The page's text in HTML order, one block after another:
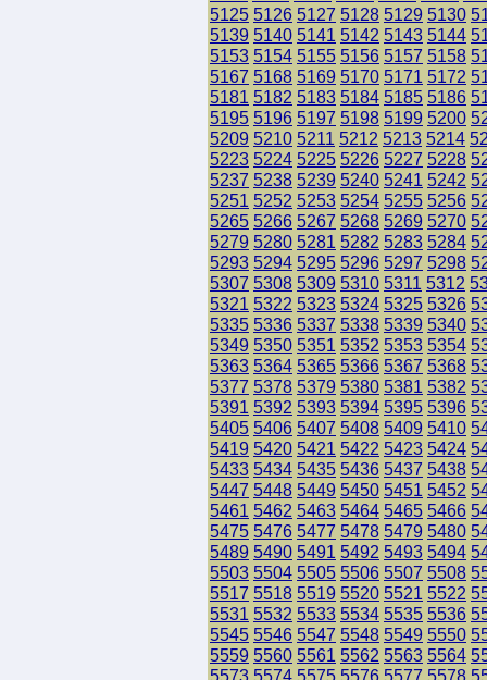
5125 5126 5127 5128 5129 5130
5139 5140 5141 5142 5143 5144
5153 5154 5155 5156 5157 5158
5167 5168 5169 5170 5171 5172
5181 5182 5183 5184 5185 5186
5195 5196 5197 5198 5199 5200
5209 5210 5211 5212 5213 5214
5223 5224 5225 5226 5227 5228
5237 5238 5239 5240 5241 5242
5251 5252 5253 5254 5255 5256
5265 5266 5267 5268 5269 5270
5279 5280 5281 5282 5283 5284
5293 5294 5295 5296 5297 5298
5307 5308 5309 5310 5311 5312
5321 5322 5323 5324 5325 5326
5335 5336 5337 5338 5339 5340
5349 5350 5351 5352 5353 5354
5363 5364 5365 5366 5367 5368
5377 5378 5379 5380 5381 5382
5391 5392 5393 5394 5395 5396
5405 5406 5407 5408 5409 5410
5419 5420 5421 5422 5423 5424
5433 5434 5435 5436 5437 5438
5447 5448 5449 5450 5451 5452
5461 5462 5463 5464 5465 5466
5475 5476 5477 5478 5479 5480
5489 5490 5491 5492 5493 5494
5503 5504 5505 5506 5507 5508
5517 5518 5519 5520 5521 5522
5531 5532 5533 5534 5535 5536
5545 5546 5547 5548 5549 5550
5559 5560 5561 5562 5563 5564
5573 5574 5575 5576 5577 5578